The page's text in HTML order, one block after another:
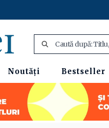
Noutăți Bestseller